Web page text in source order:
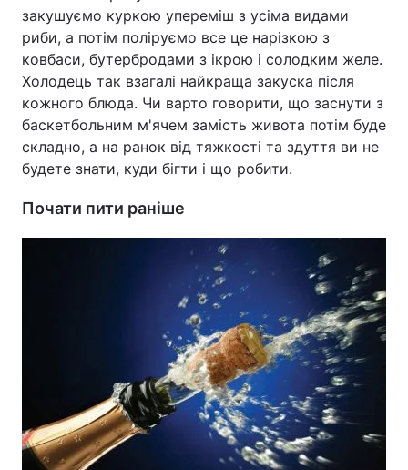
Тема оформлення
закушуємо куркою упереміш з усіма видами
риби, а потім поліруємо все це нарізкою з
ковбаси, бутербродами з ікрою і солодким желе.
Холодець так взагалі найкраща закуска після
кожного блюда. Чи варто говорити, що заснути з
баскетбольним м'ячем замість живота потім буде
складно, а на ранок від тяжкості та здуття ви не
будете знати, куди бігти і що робити.
Почати пити раніше